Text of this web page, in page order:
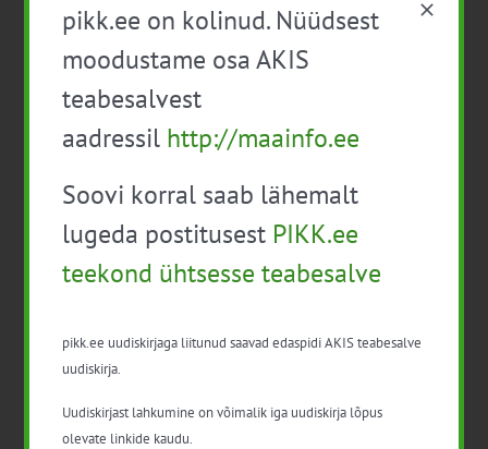
Detailid
Kuupäev:
Aeg:
10:00 - 14:00
40€
Mesindus
pikk.ee on kolinud. Nüüdsest
moodustame osa AKIS
teabesalvest
aadressil http://maainfo.ee
Soovi korral saab lähemalt
lugeda postitusest PIKK.ee
teekond ühtsesse teabesalve
pikk.ee uudiskirjaga liitunud saavad edaspidi AKIS teabesalve
uudiskirja.
Uudiskirjast lahkumine on võimalik iga uudiskirja lõpus
olevate linkide kaudu.